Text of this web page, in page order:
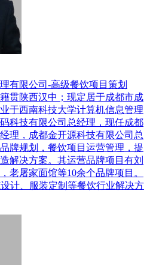
有限公司-高级餐饮项目策划
贯陕西汉中；现定居于成都市成
于西南科技大学计算机信息管理
科技有限公司总经理，现任成都
理，成都金开源科技有限公司总
牌规划，餐饮项目运营管理，提
解决方案。其运营品牌项目有刘
老屠家面馆等10余个品牌项目。
计、服装定制等餐饮行业解决方